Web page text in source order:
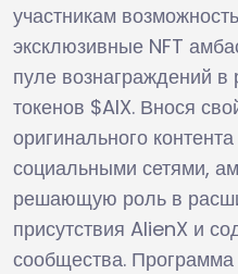
участникам
эксклюзивные NFT
пуле вознаграждений
токенов $AIX. Внося
оригинального
социальными сетями,
решающую роль в
присутствия AlienX и
сообщества.